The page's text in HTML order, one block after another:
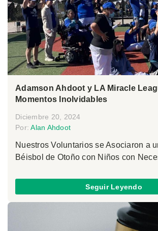
Adamson Ahdoot y LA Miracle
Momentos Inolvidables
Diciembre 20, 2024
Por:Alan Ahdoot
Nuestros Voluntarios se Asociaron a
Béisbol de Otoño con Niños con
Seguir Leyendo